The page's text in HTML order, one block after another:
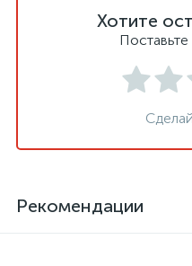
Хотите
Рекомендации